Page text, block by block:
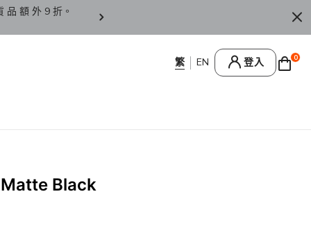
品 額 外 9 折。 香 港 / 澳 門 訂 單 滿
登入 0
Black